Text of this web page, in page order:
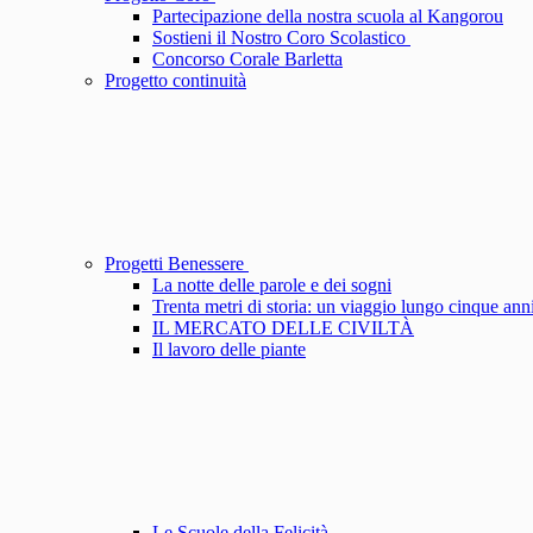
Partecipazione della nostra scuola al Kangorou
Sostieni il Nostro Coro Scolastico
Concorso Corale Barletta
Progetto continuità
Progetti Benessere
La notte delle parole e dei sogni
Trenta metri di storia: un viaggio lungo cinque
IL MERCATO DELLE CIVILTÀ
Il lavoro delle piante